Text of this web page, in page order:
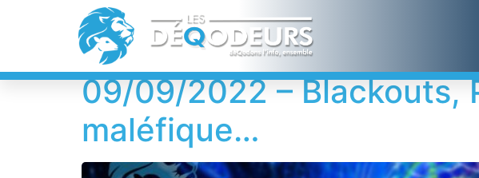
Jour :9 septembre
09/09/2022 – Blackouts,
maléfique…